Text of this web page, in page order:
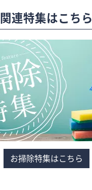
関連特集はこちら
お掃除特集はこちら